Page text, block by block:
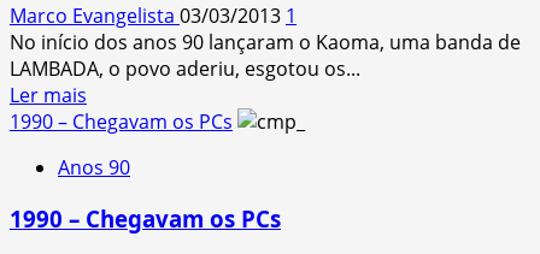
nos
anos
90
Marco Evangelista 03/03/2013 1
No início dos anos 90 lançaram o Kaoma, uma banda de
LAMBADA, o povo aderiu, esgotou os...
Ler mais
more
Você
a
1990 – Chegavam os PCs
Anos 90
1990 – Chegavam os PCs